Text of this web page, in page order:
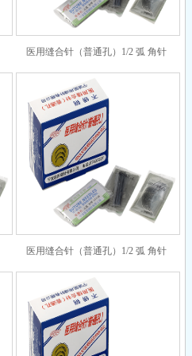
医用缝合针（普通孔）1/2 弧 角针
7×24
医用缝合针（普通孔）1/2 弧 角针
8×20